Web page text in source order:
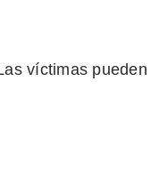
víctimas pueden